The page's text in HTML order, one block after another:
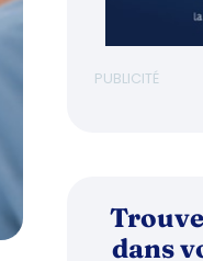
PUBLICITÉ
dans